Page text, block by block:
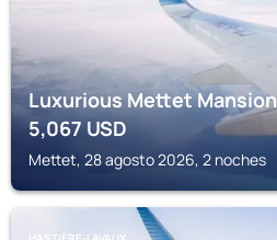
Luxurious Mettet Mansion
5,067 USD
Mettet, 28 agosto 2026, 2 noches